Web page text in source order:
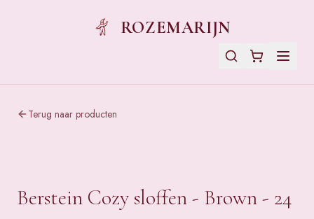
ROZEMARIJN
Terug naar producten
Berstein Cozy sloffen - Brown - 24